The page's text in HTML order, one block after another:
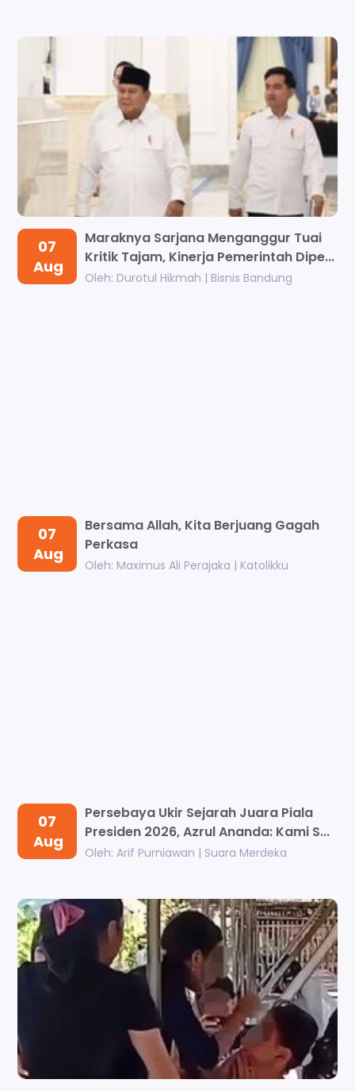
07
Aug
Maraknya Sarjana Menganggur Tuai
Kritik Tajam, Kinerja Pemerintah Dipe...
Oleh: Durotul Hikmah | Bisnis Bandung
07
Aug
Bersama Allah, Kita Berjuang Gagah
Perkasa
Oleh: Maximus Ali Perajaka | Katolikku
07
Aug
Persebaya Ukir Sejarah Juara Piala
Presiden 2026, Azrul Ananda: Kami S...
Oleh: Arif Purniawan | Suara Merdeka